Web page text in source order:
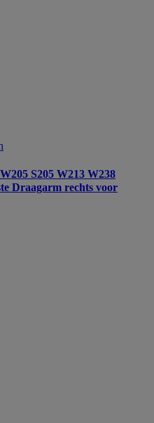
S205 W213 W238
Draagarm rechts voor